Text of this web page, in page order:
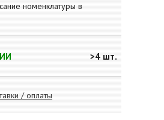
номенклатуры в
>4 шт.
/ оплаты